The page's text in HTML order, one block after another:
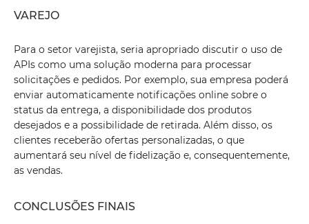
VAREJO
Para o setor varejista, seria apropriado discutir o uso de
APIs como uma solução moderna para processar
solicitações e pedidos. Por exemplo, sua empresa poderá
enviar automaticamente notificações online sobre o
status da entrega, a disponibilidade dos produtos
desejados e a possibilidade de retirada. Além disso, os
clientes receberão ofertas personalizadas, o que
aumentará seu nível de fidelização e, consequentemente,
as vendas.
CONCLUSÕES FINAIS